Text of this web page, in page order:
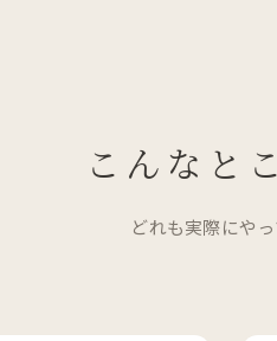
こんなと
どれも実際にや